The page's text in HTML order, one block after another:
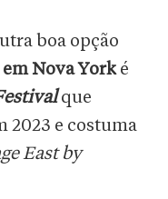
boa opção
Nova Yorké
que
2023 e costuma
East by